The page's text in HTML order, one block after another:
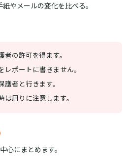
やメールの変化を比べる。
の許可を得ます。
ポートに書きません。
者と行きます。
周りに注意します。
心にまとめます。